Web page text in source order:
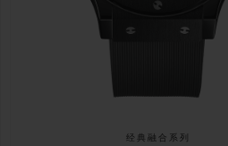
经典融合系列